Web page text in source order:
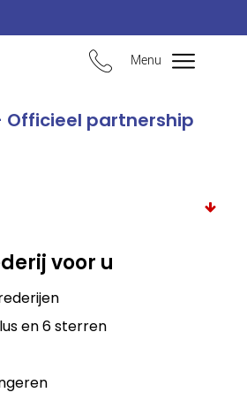
Menu
Officieel partnership
voor u
en 6 sterren